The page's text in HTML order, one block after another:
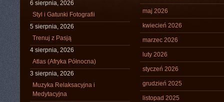
6 sierpnia, 2026
Styl i Gatunki Fotografii
5 sierpnia, 2026
Trenuj z Pasją
4 sierpnia, 2026
Atlas (Afryka Północna)
3 sierpnia, 2026
Muzyka Relaksacyjna i
Medytacyjna
maj 2026
kwiecień 2026
marzec 2026
luty 2026
styczeń 2026
grudzień 2025
listopad 2025